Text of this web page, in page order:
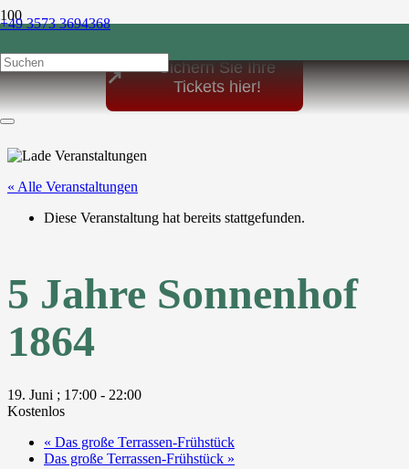
+49 3573 3694368
post@sonnenhof-1864.de
↗
Sichern Sie Ihre
Tickets hier!
« Alle Veranstaltungen
Diese Veranstaltung hat bereits stattgefunden.
5 Jahre Sonnenhof
1864
19. Juni ; 17:00 - 22:00
Kostenlos
« Das große Terrassen-Frühstück
Das große Terrassen-Frühstück »